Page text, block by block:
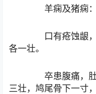
羊痫及猪痫：
口有疮蚀龈，
各一壮。
卒患腹痛，肚
三壮，鸠尾骨下一寸，